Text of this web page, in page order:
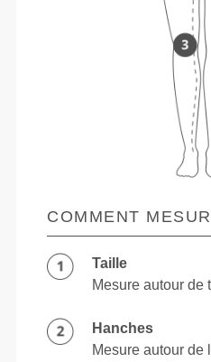
COMMENT
Taille
Mesure autour de
Hanches
Mesure autour de